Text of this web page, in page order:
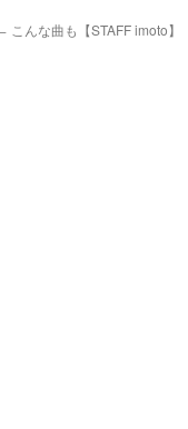
こんな曲も【STAFF imoto】